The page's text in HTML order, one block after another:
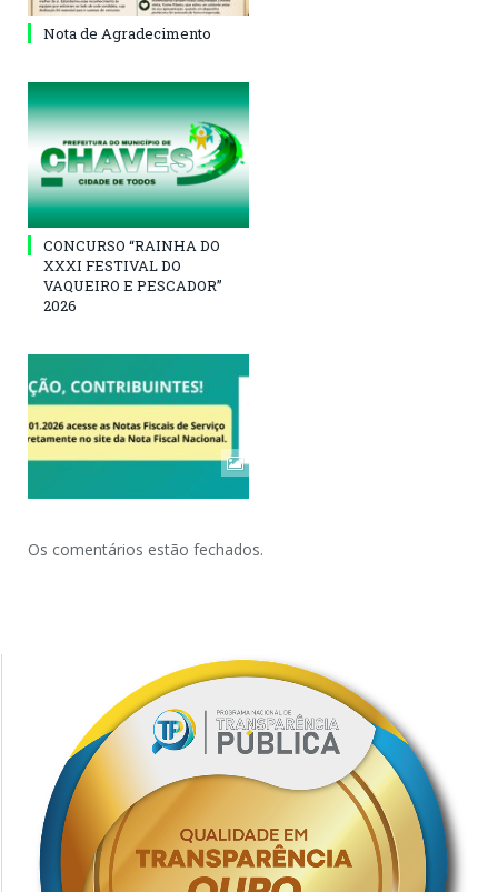
Nota de Agradecimento
CONCURSO “RAINHA DO
XXXI FESTIVAL DO
VAQUEIRO E PESCADOR”
2026
Os comentários estão fechados.